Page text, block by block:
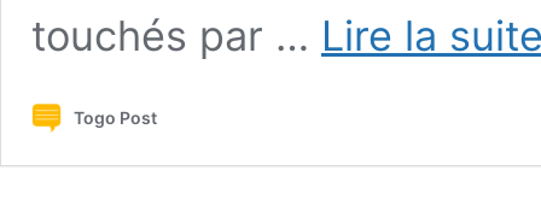
touchés par … Lire la
Togo Post